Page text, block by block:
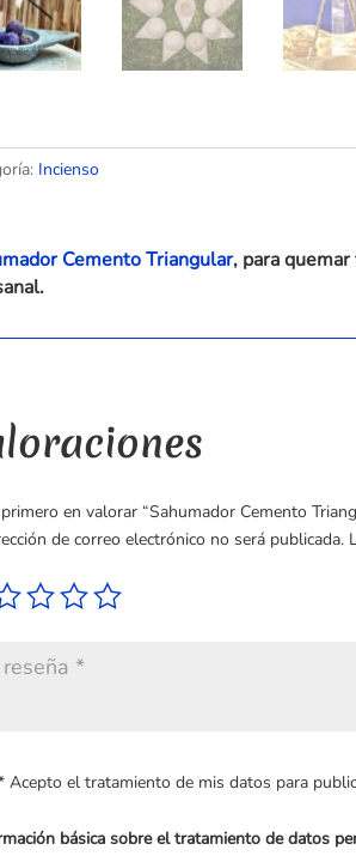
Incienso
Cemento Triangular, para
en valorar “Sahumador Cemento
de correo electrónico no será publicada.
Acepto el tratamiento de mis datos para
básica sobre el tratamiento de datos